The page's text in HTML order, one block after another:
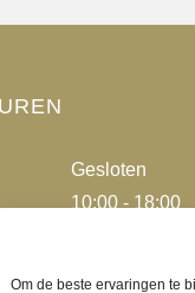
Om de beste ervaringen te
Gesloten
10:00 - 18:00